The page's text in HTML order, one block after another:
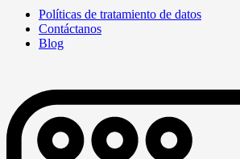
Políticas de tratamiento de datos
Contáctanos
Blog